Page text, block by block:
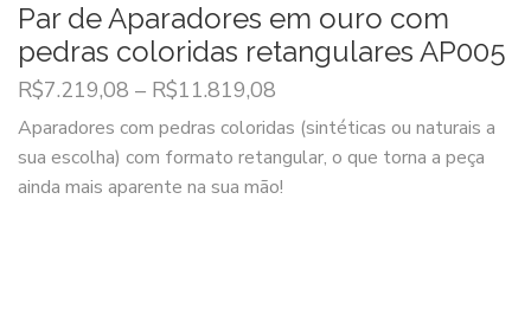
Par de Aparadores em ouro com
pedras coloridas retangulares AP005
R$7.219,08 – R$11.819,08
Aparadores com pedras coloridas (sintéticas ou naturais a
sua escolha) com formato retangular, o que torna a peça
ainda mais aparente na sua mão!